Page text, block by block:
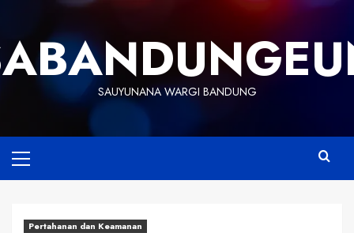
content
SAUYUNANA WARGI BANDUNG
Menu
Pertahanan dan Keamanan